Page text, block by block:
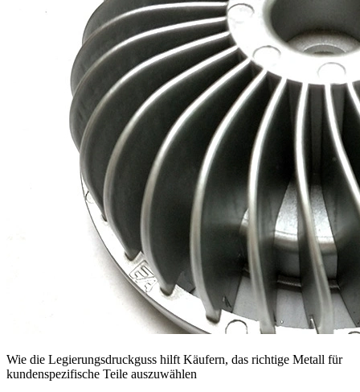
Wie die Legierungsdruckguss hilft Käufern, das richtige Metall für
kundenspezifische Teile auszuwählen